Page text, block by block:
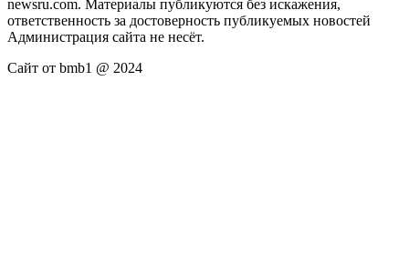
newsru.com. Материалы публикуются без искажения,
ответственность за достоверность публикуемых новостей
Администрация сайта не несёт.
Сайт от bmb1 @ 2024